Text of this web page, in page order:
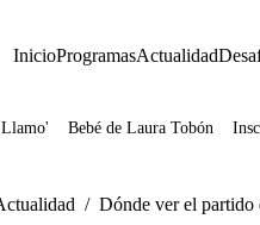
InicioProgramasActualidad
Bebé de Laura Tobón
/ Dónde ver el